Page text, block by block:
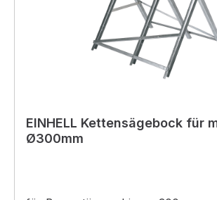
gelb -Außenmaß: 29 x 18,5 x 4,6
Basic 37/12: -transparent-rot -
29,5 x 6 cm (B x T x H) Basic 37/
transparent-gelb -Außenmaß: 37 x
(B x T x H) Basic 37/25: -
EINHELL Kettensägebock für
Ø300mm